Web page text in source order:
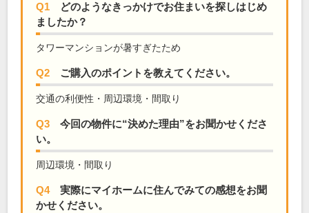
Q1
どのようなきっかけでお住まいを探しはじめ
ましたか？
タワーマンションが暑すぎたため
Q2 ご購入のポイントを教えてください。
交通の利便性・周辺環境・間取り
Q3
今回の物件に“決めた理由”をお聞かせくださ
い。
周辺環境・間取り
Q4
実際にマイホームに住んでみての感想をお聞
かせください。